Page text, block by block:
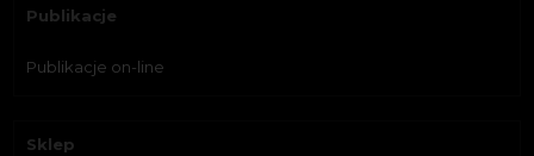
Publikacje
Publikacje on-line
Sklep